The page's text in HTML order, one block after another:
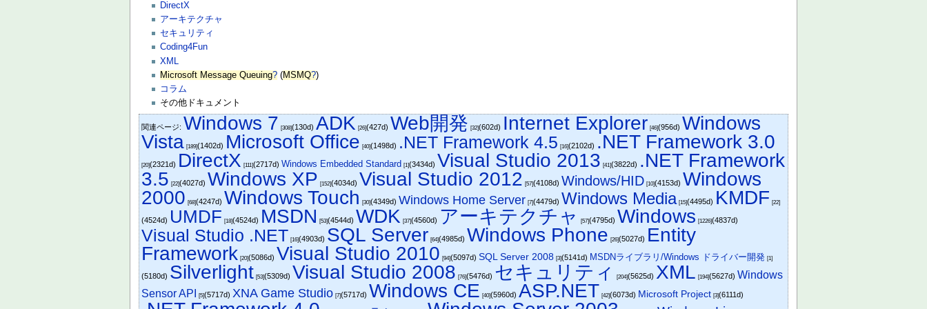
DirectX
アーキテクチャ
セキュリティ
Coding4Fun
XML
Microsoft Message Queuing? (MSMQ?)
コラム
その他ドキュメント
関連ページ: Windows 7 [308](130d)ADK [26](427d) Web開発 [32](602d) Internet Explorer [46](956d) Windows
Vista [189](1402d) Microsoft Office [40](1498d) .NET Framework 4.5 [16](2102d) .NET Framework 3.0
[20](2321d) DirectX [111](2717d)Windows Embedded Standard [1](3434d) Visual Studio 2013 [41](3822d) .NET Framework
3.5 [22](4027d) Windows XP [152](4034d) Visual Studio 2012 [57](4108d) Windows/HID [10](4153d) Windows
2000 [68](4247d) Windows Touch [30](4349d) Windows Home Server [7](4479d) Windows Media [15](4495d) KMDF [22]
(4524d) UMDF [18](4524d) MSDN [53](4544d) WDK [37](4560d) アーキテクチャ [57](4795d) Windows [1226](4837d)
Visual Studio .NET [16](4903d) SQL Server [64](4985d) Windows Phone [26](5027d) Entity
Framework [20](5086d) Visual Studio 2010 [94](5097d)SQL Server 2008 [3](5141d) MSDNライブラリ/Windows ドライバー開発 [1]
(5180d) Silverlight [53](5309d) Visual Studio 2008 [76](5476d) セキュリティ [204](5625d) XML [194](5627d) Windows
Sensor API
[5](5717d)XNA Game Studio [7](5717d) Windows CE [40](5960d)ASP.NET [42](6073d) Microsoft Project [3](6111d)